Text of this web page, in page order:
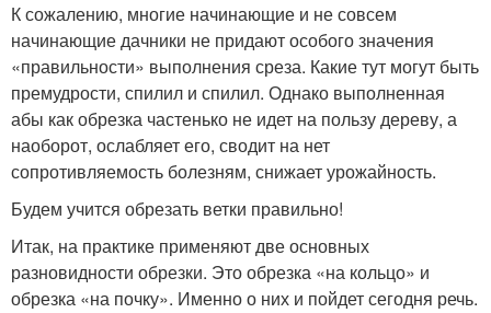
К сожалению, многие начинающие и не совсем
начинающие дачники не придают особого значения
«правильности» выполнения среза. Какие тут могут быть
премудрости, спилил и спилил. Однако выполненная
абы как обрезка частенько не идет на пользу дереву, а
наоборот, ослабляет его, сводит на нет
сопротивляемость болезням, снижает урожайность.
Будем учится обрезать ветки правильно!
Итак, на практике применяют две основных
разновидности обрезки. Это обрезка «на кольцо» и
обрезка «на почку». Именно о них и пойдет сегодня речь.